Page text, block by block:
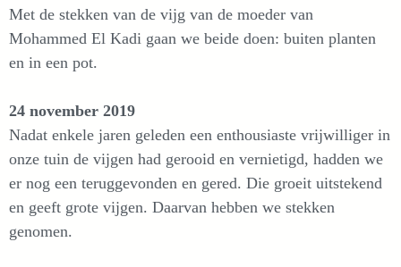
Met de stekken van de vijg van de moeder van
Mohammed El Kadi gaan we beide doen: buiten planten
en in een pot.
24 november 2019
Nadat enkele jaren geleden een enthousiaste vrijwilliger in
onze tuin de vijgen had gerooid en vernietigd, hadden we
er nog een teruggevonden en gered. Die groeit uitstekend
en geeft grote vijgen. Daarvan hebben we stekken
genomen.